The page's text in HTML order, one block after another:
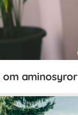
aminosyror